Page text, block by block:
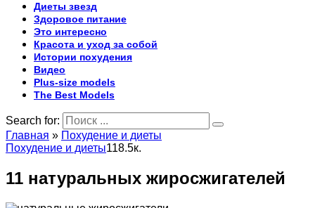
Диеты звезд
Здоровое питание
Это интересно
Красота и уход за собой
Истории похудения
Видео
Plus-size models
The Best Models
Search for:
Главная » Похудение и диеты
Похудение и диеты118.5к.
11 натуральных жиросжигателей